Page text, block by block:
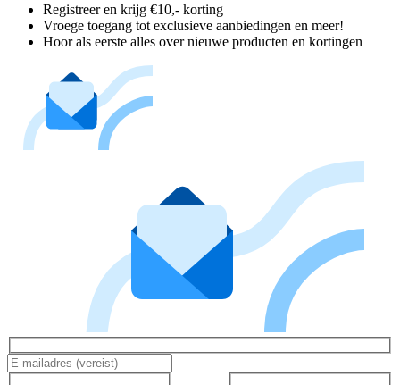
Registreer en krijg €10,- korting
Vroege toegang tot exclusieve aanbiedingen en meer!
Hoor als eerste alles over nieuwe producten en kortingen